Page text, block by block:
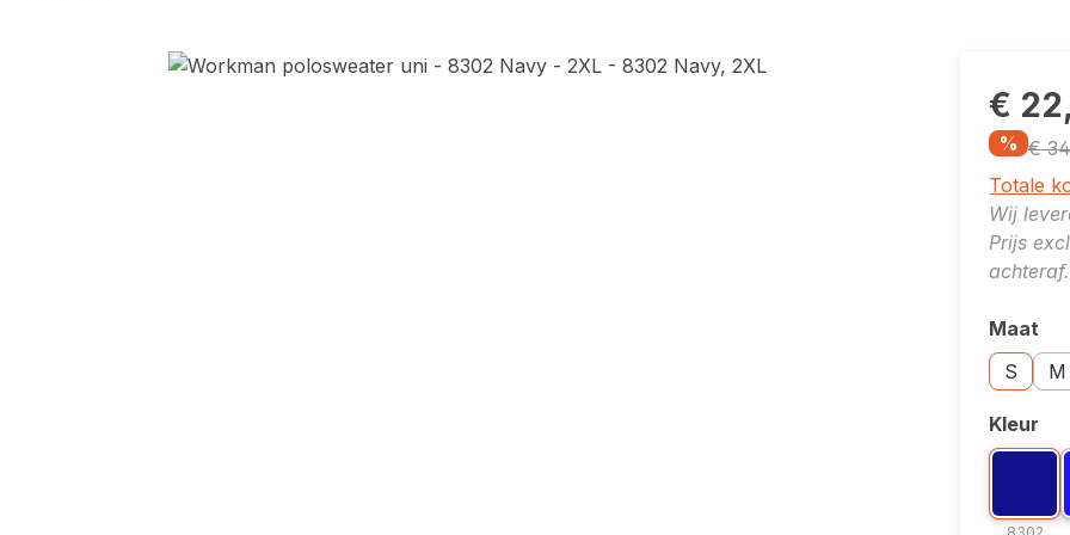
Afbeeldingengalerij overslaan
€
% €
Totale
Wij
Prijs
achteraf.
Maat
S
M
Kleur